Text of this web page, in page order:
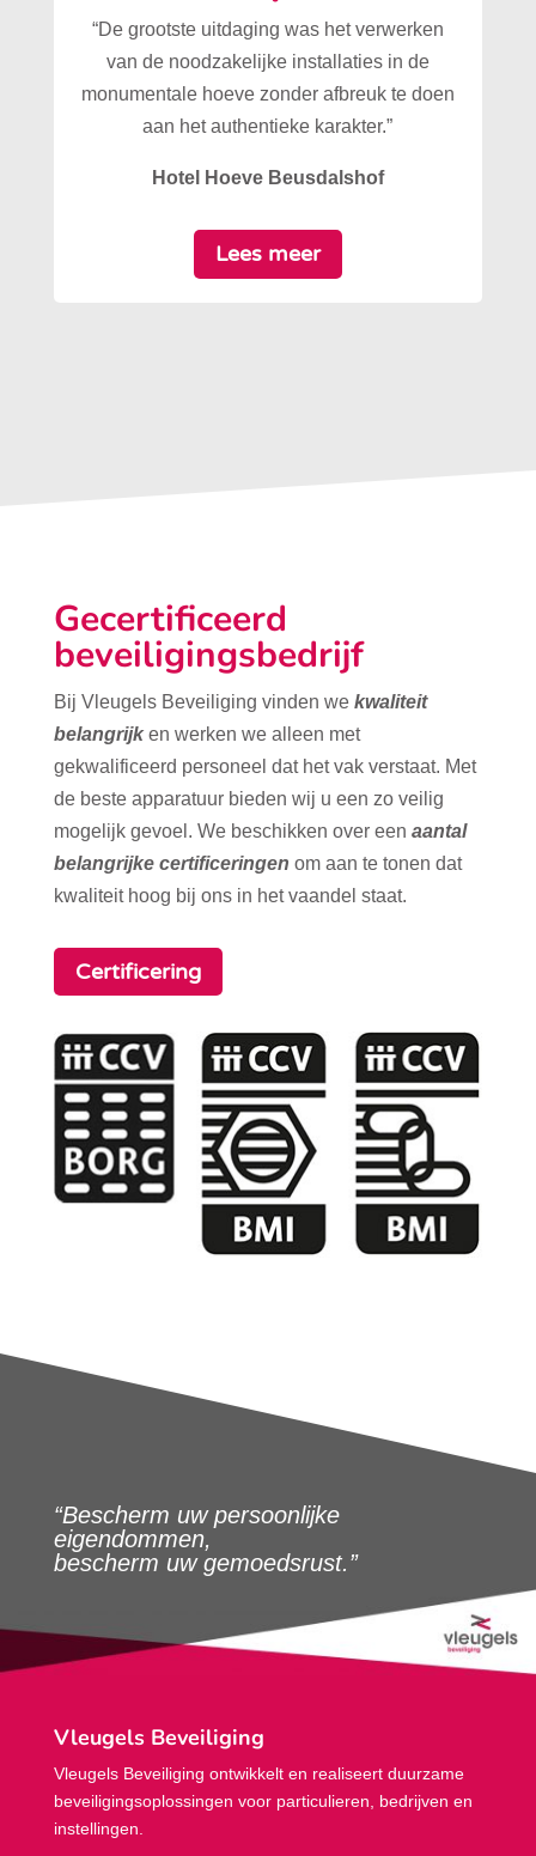
“De grootste uitdaging was het verwerken
van de noodzakelijke installaties in de
monumentale hoeve zonder afbreuk te doen
aan het authentieke karakter.”
Hotel Hoeve Beusdalshof
Lees meer
Gecertificeerd
beveiligingsbedrijf
Bij Vleugels Beveiliging vinden we kwaliteit
belangrijk en werken we alleen met
gekwalificeerd personeel dat het vak verstaat. Met
de beste apparatuur bieden wij u een zo veilig
mogelijk gevoel. We beschikken over een aantal
belangrijke certificeringen om aan te tonen dat
kwaliteit hoog bij ons in het vaandel staat.
Certificering
“Bescherm uw persoonlijke
eigendommen,
bescherm uw gemoedsrust.”
Vleugels Beveiliging
Vleugels Beveiliging ontwikkelt en realiseert duurzame
beveiligings­oplossingen voor particulieren, bedrijven en
instellingen.